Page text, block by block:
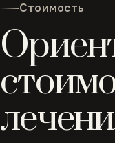
Стоимость